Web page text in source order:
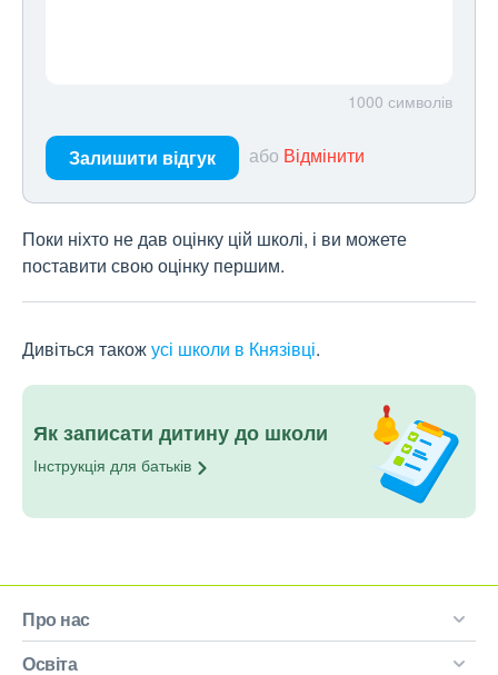
1000 символів
Залишити відгук або Відмінити
Поки ніхто не дав оцінку цій школі, і ви можете
поставити свою оцінку першим.
Дивіться такожусі школи в Князівці.
Як записати дитину до школи
Інструкція для батьків
Про нас
Освіта